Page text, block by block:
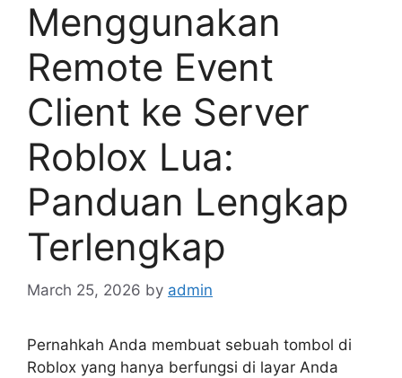
Menggunakan
Remote Event
Client ke Server
Roblox Lua:
Panduan Lengkap
Terlengkap
March 25, 2026 by admin
Pernahkah Anda membuat sebuah tombol di
Roblox yang hanya berfungsi di layar Anda